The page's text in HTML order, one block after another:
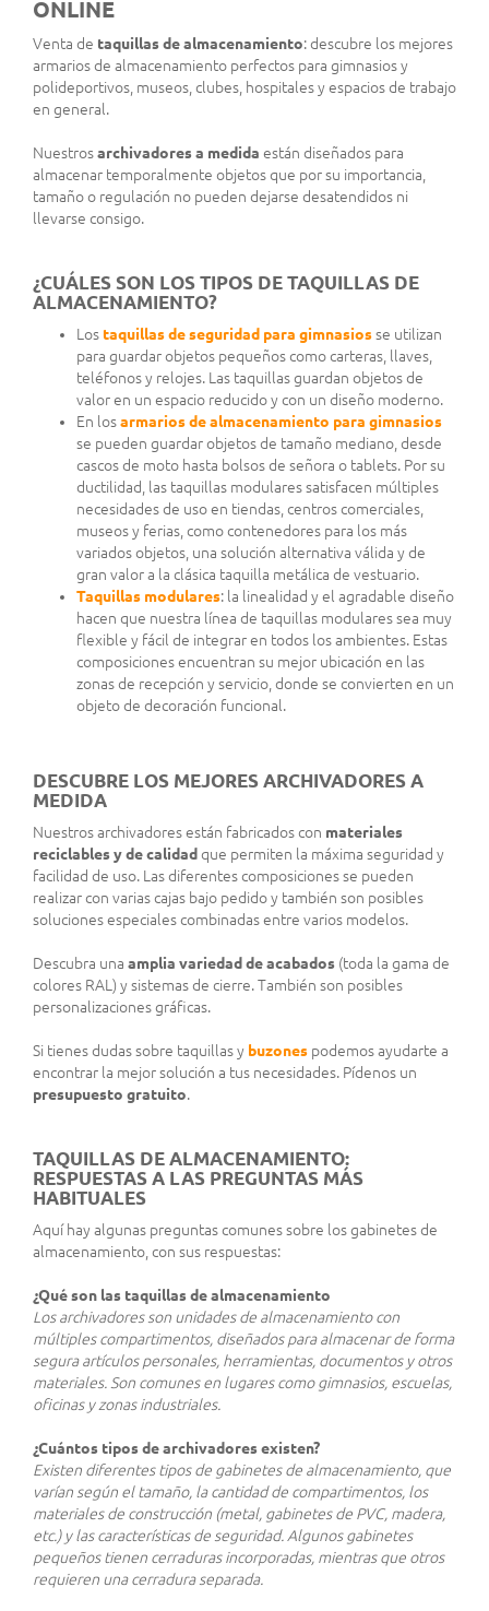
ONLINE
Venta de taquillas de almacenamiento: descubre los mejores
armarios de almacenamiento perfectos para gimnasios y
polideportivos, museos, clubes, hospitales y espacios de trabajo
en general.
Nuestrosarchivadores a medida están diseñados para
almacenar temporalmente objetos que por su importancia,
tamaño o regulación no pueden dejarse desatendidos ni
llevarse consigo.
¿CUÁLES SON LOS TIPOS DE TAQUILLAS DE
ALMACENAMIENTO?
Lostaquillas de seguridad para gimnasiosse utilizan
para guardar objetos pequeños como carteras, llaves,
teléfonos y relojes. Las taquillas guardan objetos de
valor en un espacio reducido y con un diseño moderno.
En losarmarios de almacenamiento para gimnasios
se pueden guardar objetos de tamaño mediano, desde
cascos de moto hasta bolsos de señora o tablets. Por su
ductilidad, las taquillas modulares satisfacen múltiples
necesidades de uso en tiendas, centros comerciales,
museos y ferias, como contenedores para los más
variados objetos, una solución alternativa válida y de
gran valor a la clásica taquilla metálica de vestuario.
Taquillas modulares: la linealidad y el agradable diseño
hacen que nuestra línea de taquillas modulares sea muy
flexible y fácil de integrar en todos los ambientes. Estas
composiciones encuentran su mejor ubicación en las
zonas de recepción y servicio, donde se convierten en un
objeto de decoración funcional.
DESCUBRE LOS MEJORES ARCHIVADORES A
MEDIDA
Nuestros archivadores están fabricados con materiales
reciclables y de calidad que permiten la máxima seguridad y
facilidad de uso. Las diferentes composiciones se pueden
realizar con varias cajas bajo pedido y también son posibles
soluciones especiales combinadas entre varios modelos.
Descubra una amplia variedad de acabados (toda la gama de
colores RAL) y sistemas de cierre. También son posibles
personalizaciones gráficas.
Si tienes dudas sobre taquillas y buzones podemos ayudarte a
encontrar la mejor solución a tus necesidades. Pídenos un
presupuesto gratuito.
TAQUILLAS DE ALMACENAMIENTO:
RESPUESTAS A LAS PREGUNTAS MÁS
HABITUALES
Aquí hay algunas preguntas comunes sobre los gabinetes de
almacenamiento, con sus respuestas:
¿Qué son las taquillas de almacenamiento
Los archivadores son unidades de almacenamiento con
múltiples compartimentos, diseñados para almacenar de forma
segura artículos personales, herramientas, documentos y otros
materiales. Son comunes en lugares como gimnasios, escuelas,
oficinas y zonas industriales.
¿Cuántos tipos de archivadores existen?
Existen diferentes tipos de gabinetes de almacenamiento, que
varían según el tamaño, la cantidad de compartimentos, los
materiales de construcción (metal, gabinetes de PVC, madera,
etc.) y las características de seguridad. Algunos gabinetes
pequeños tienen cerraduras incorporadas, mientras que otros
requieren una cerradura separada.